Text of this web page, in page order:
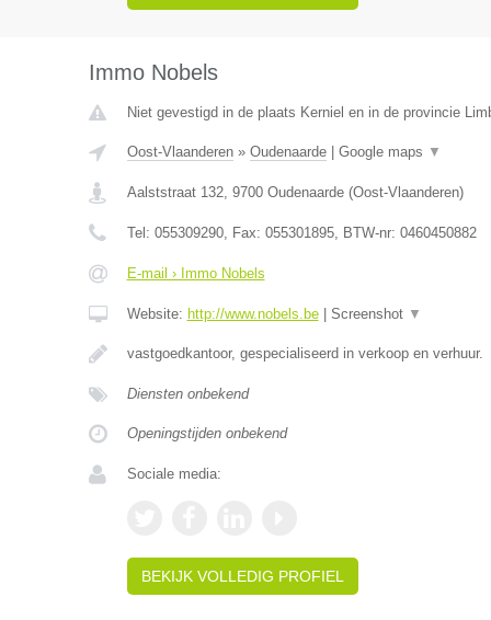
Immo Nobels
Niet gevestigd in de plaats Kerniel en in de provincie
Oost-Vlaanderen» Oudenaarde| Google maps ▼
Aalststraat 132, 9700 Oudenaarde(Oost-Vlaanderen)
Tel: 055309290, Fax: 055301895, BTW-nr: 0460450882
E-mail › Immo Nobels
Website: http://www.nobels.be| Screenshot ▼
vastgoedkantoor, gespecialiseerd in verkoop en verhuur.
Diensten onbekend
Openingstijden onbekend
Sociale media:
BEKIJK VOLLEDIG PROFIEL